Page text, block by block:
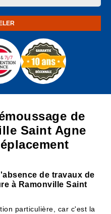
de
Saint Agne
de travaux de
à Ramonville Saint
particulière, car c'est la